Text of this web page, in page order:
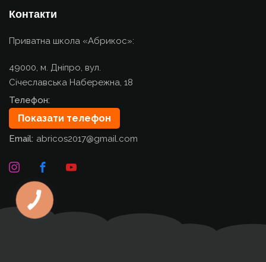
Контакти
Приватна школа «Абрикос»:
49000, м. Дніпро, вул.
Січеславська Набережна, 18
Телефон:
Показати телефон
Email: abricos2017@gmail.com